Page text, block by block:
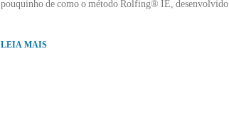
pouquinho de como o método Rolfing® IE, desenvolvido
LEIA MAIS